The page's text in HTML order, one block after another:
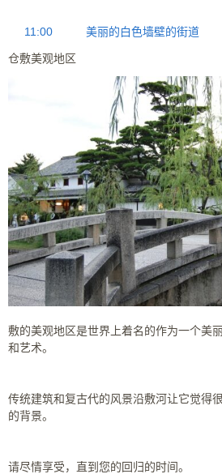
11:00 美丽的白色墙壁的街道
仓敷美观地区
敷的美观地区是世界上着名的作为一个美
和艺术。
传统建筑和复古代的风景沿敷河让它觉得
的背景。
请尽情享受，直到您的回归的时间。